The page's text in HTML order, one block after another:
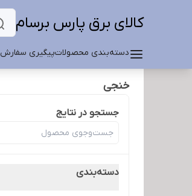
کالای برق پارس برسام
دسته‌بندی محصولاتپیگیری سفارش
خنجی
جستجو در نتایج
دسته‌بندی